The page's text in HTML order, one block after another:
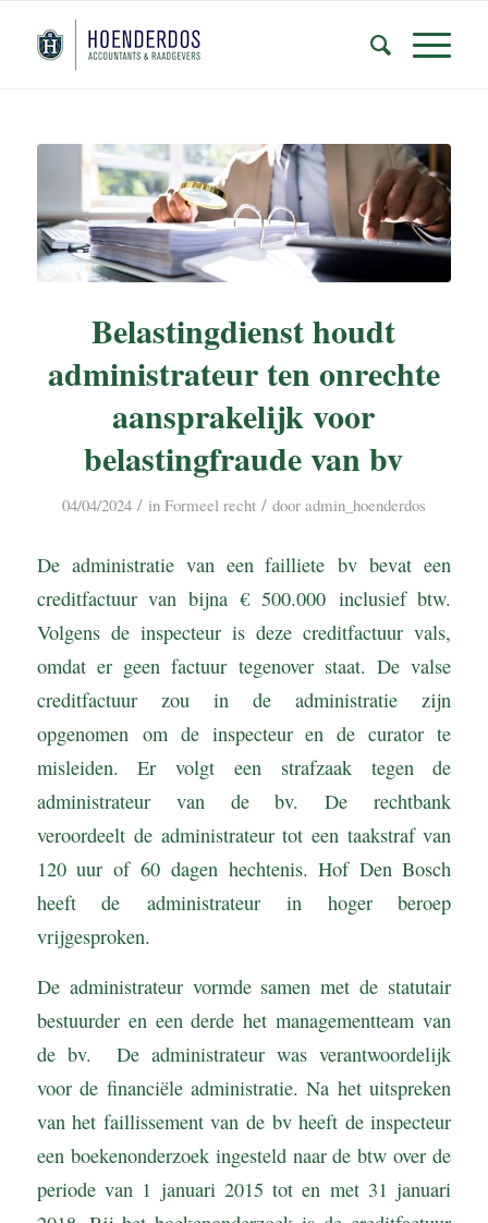
Belastingdienst houdt
administrateur ten onrechte
aansprakelijk voor
belastingfraude van bv
04/04/2024 / in Formeel recht / door admin_hoenderdos
De administratie van een failliete bv bevat een
creditfactuur van bijna € 500.000 inclusief btw.
Volgens de inspecteur is deze creditfactuur vals,
omdat er geen factuur tegenover staat. De valse
creditfactuur zou in de administratie zijn
opgenomen om de inspecteur en de curator te
misleiden. Er volgt een strafzaak tegen de
administrateur van de bv. De rechtbank
veroordeelt de administrateur tot een taakstraf van
120 uur of 60 dagen hechtenis. Hof Den Bosch
heeft de administrateur in hoger beroep
vrijgesproken.
De administrateur vormde samen met de statutair
bestuurder en een derde het managementteam van
de bv. De administrateur was verantwoordelijk
voor de financiële administratie. Na het uitspreken
van het faillissement van de bv heeft de inspecteur
een boekenonderzoek ingesteld naar de btw over de
periode van 1 januari 2015 tot en met 31 januari